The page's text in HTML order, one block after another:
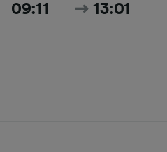
09:11 13:01